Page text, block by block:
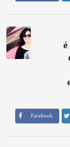
Facebook